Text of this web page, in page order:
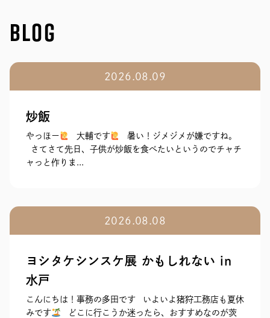
BLOG
2026.08.09
炒飯
やっほー 大輔です
暑い！ジメジメが嫌ですね。
さてさて先日、子供が炒飯を食べたいというのでチャチ
ャっと作りま...
2026.08.08
ヨシタケシンスケ展 かもしれない in
水戸
こんにちは！事務の多田です いよいよ猪狩工務店も夏休
みです
どこに行こうか迷ったら、おすすめなのが茨